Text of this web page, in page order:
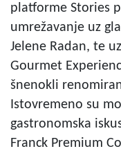
platforme Stories
umrežavanje uz
Jelene Radan, te
Gourmet
šnenokli
Istovremeno su
gastronomska
Franck Premium